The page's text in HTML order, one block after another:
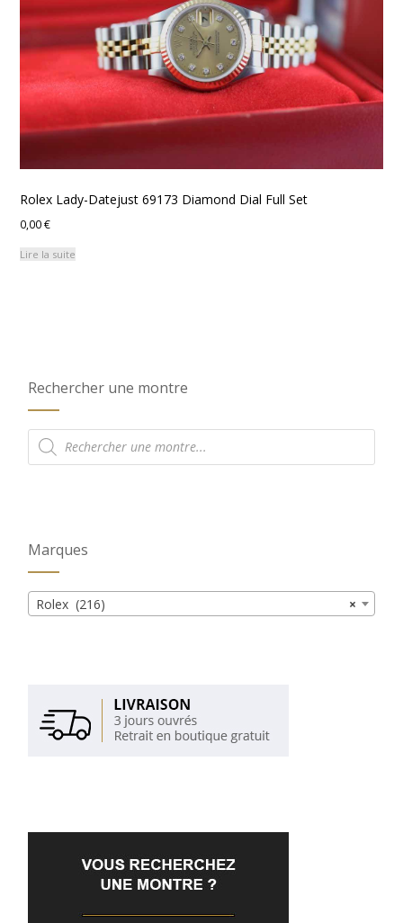
Rolex Lady-Datejust 69173 Diamond Dial Full Set
0,00€
Lire la suite
Rechercher une montre
Recherche
de
produits
Marques
×
Rolex (216)